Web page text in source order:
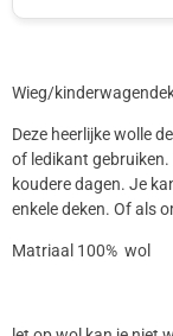
Wieg/
Deze heerlijke wolle
of ledikant gebruiken.
koudere dagen. Je
enkele deken. Of als
Matriaal 100% wol